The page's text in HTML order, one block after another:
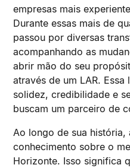
empresas mais
Durante essas mais de
passou por diversas
acompanhando as
abrir mão do seu
através de um LAR.
solidez, credibilidade e
buscam um parceiro de
Ao longo de sua história,
conhecimento sobre o
Horizonte. Isso significa